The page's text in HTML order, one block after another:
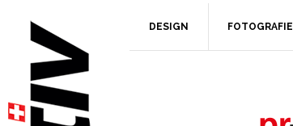
DESIGN FOTOGRAFIE